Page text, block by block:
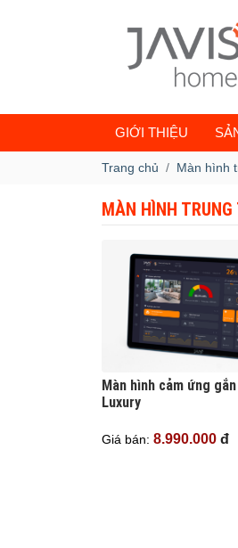
GIỚI THIỆU
Trang chủ Màn hình
MÀN HÌNH
Màn hình cảm ứng
Luxury
Giá bán: 8.990.000 đ